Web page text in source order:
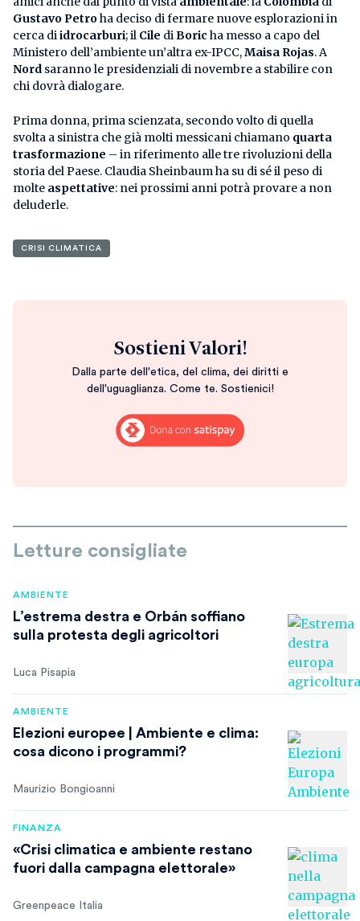
Gustavo Petroha deciso di fermare nuove esplorazioni in
cerca diidrocarburi; il Cile diBoric ha messo a capo del
Ministero dell’ambiente un’altra ex-IPCC,Maisa Rojas. A
Nord saranno le presidenziali di novembre a stabilire con
chi dovrà dialogare.
Prima donna, prima scienzata, secondo volto di quella
svolta a sinistra che già molti messicani chiamano quarta
trasformazione – in riferimento alle tre rivoluzioni della
storia del Paese. Claudia Sheinbaum ha su di sé il peso di
molte aspettative: nei prossimi anni potrà provare a non
deluderle.
CRISI CLIMATICA
Sostieni Valori!
Dalla parte dell'etica, del clima, dei diritti e
dell'uguaglianza. Come te. Sostienici!
Letture consigliate
AMBIENTE
L’estrema destra e Orbán soffiano
sulla protesta degli agricoltori
Luca Pisapia
AMBIENTE
Elezioni europee | Ambiente e clima:
cosa dicono i programmi?
Maurizio Bongioanni
FINANZA
«Crisi climatica e ambiente restano
fuori dalla campagna elettorale»
Greenpeace Italia